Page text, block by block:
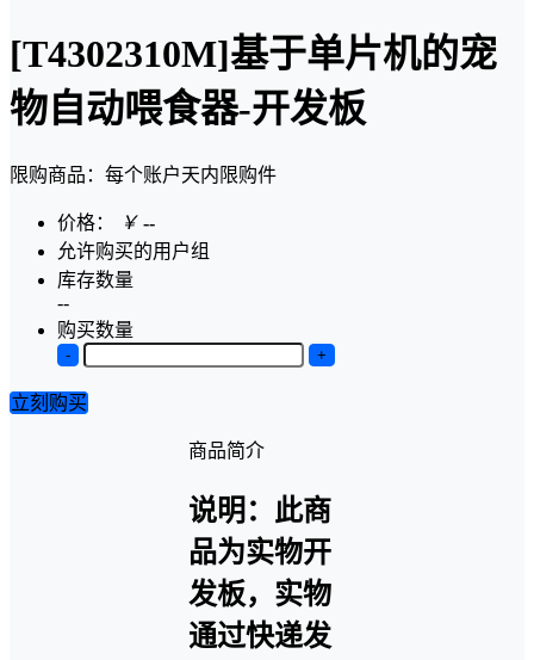
[T4302310M]基于单片机的宠
物自动喂食器-开发板
限购商品：每个账户天内 限购件
价格： ￥ --
允许购买的用户组
库存数量
--
购买数量
- +
立刻购买
商品简介
说明：此商
品为实物开
发板，实物
通过快递发